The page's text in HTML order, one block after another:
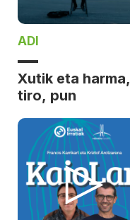
ADI
Xutik eta harma,
tiro, pun